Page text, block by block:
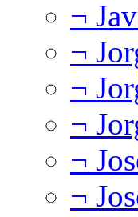
¬
¬
¬
¬
¬
¬